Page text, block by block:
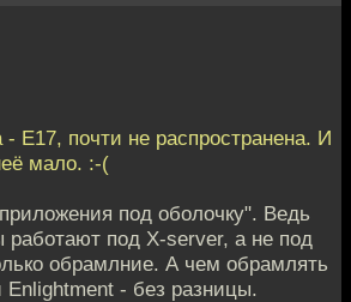
E17, почти не распространена. И
мало. :-(
под оболочку". Ведь
работают под X-server, а не под
обрамлние. А чем обрамлять
- без разницы.